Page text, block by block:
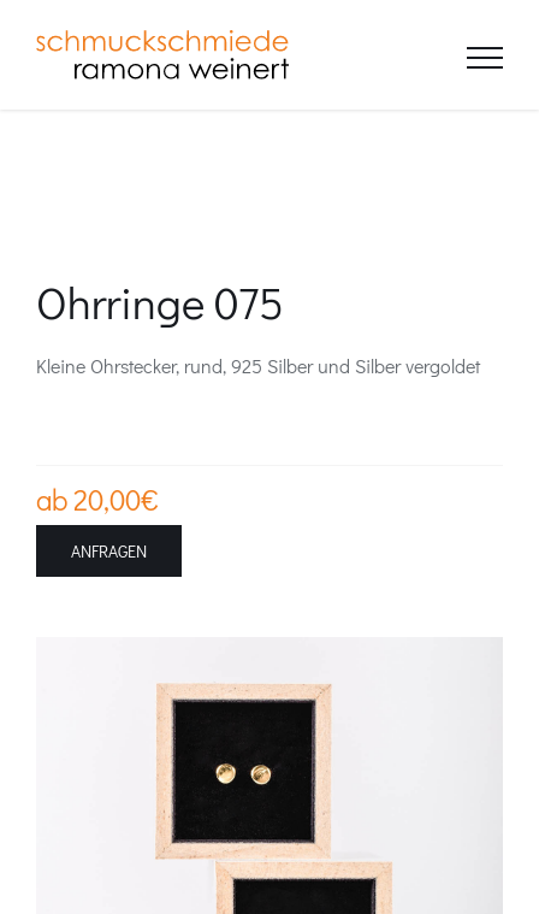
Inhalt
Ohrringe 075
Kleine Ohrstecker, rund, 925 Silber und Silber vergoldet
ab20,00€
ANFRAGEN